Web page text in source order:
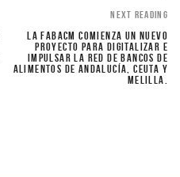
NEXT READING
LA FABACM COMIENZA UN NUEVO
PROYECTO PARA DIGITALIZAR E
IMPULSAR LA RED DE BANCOS DE
ALIMENTOS DE ANDALUCÍA, CEUTA Y
MELILLA.